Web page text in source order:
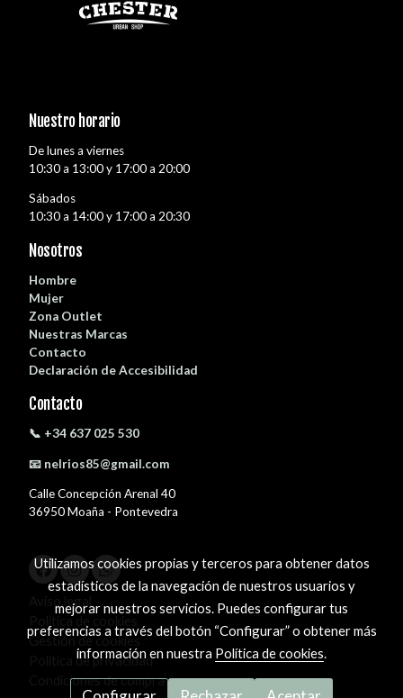
Nuestro horario
De lunes a viernes
10:30 a 13:00 y 17:00 a 20:00
Sábados
10:30 a 14:00 y 17:00 a 20:30
Nosotros
Hombre
Mujer
Zona Outlet
Nuestras Marcas
Contacto
Declaración de Accesibilidad
Contacto
📞 +34 637 025 530
📧 nelrios85@gmail.com
Calle Concepción Arenal 40
36950 Moaña - Pontevedra
Aviso legal
Política de cookies
Gestión de cookies
Política de privacidad
Condiciones de compra
Utilizamos cookies propias y terceros para obtener datos
estadísticos de la navegación de nuestros usuarios y
mejorar nuestros servicios. Puedes configurar tus
preferencias a través del botón “Configurar” o obtener más
información en nuestra Política de cookies.